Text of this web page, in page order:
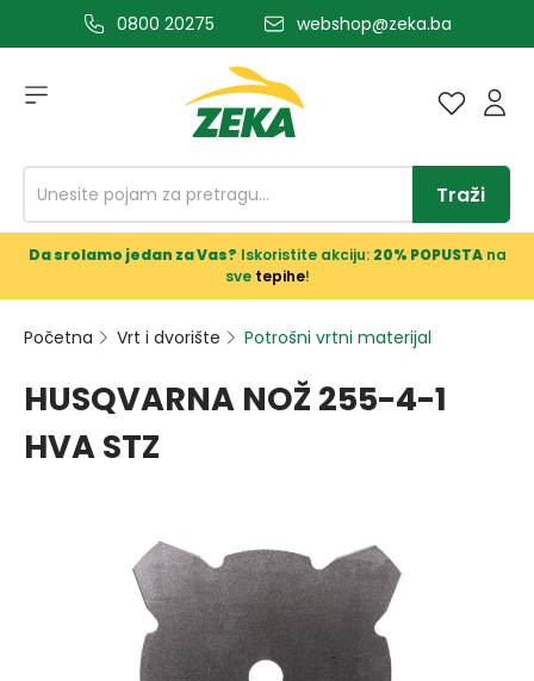
glavni sadržaj0800 20275 webshop@zeka.ba
Traži
Da srolamo jedan za Vas? Iskoristite akciju: 20% POPUSTAna
sve tepihe!
Početna Vrt i dvorište Potrošni vrtni materijal
HUSQVARNA NOŽ 255-4-1
HVA STZ